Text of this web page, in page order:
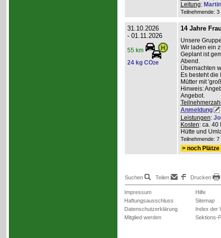
Leitung:
Teilnehmende:
31.10.2026
- 01.11.2026
55 km
24 kg CO2e
14 Jahre
Unsere
Wir laden ein
Geplant ist
Abend.
Übernachten
Es besteht
Mütter mit
Hinweis:
Angebot.
Anmeldung
Leistungen:
Kosten: ca. 40
Hütte und
Teilnehmende:
> noch
Suchen Teilen Drucken
Impressum
Haftungsausschluss
Datenschutzerklärung
Mitglied werden
Hilfe
Sitemap
Index der
Sektions-